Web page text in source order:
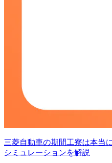
三菱自動車の期間工寮は本当
シミュレーションを解説